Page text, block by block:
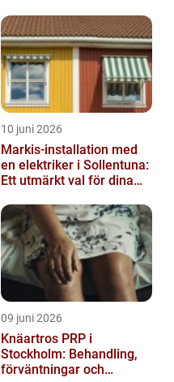
10 juni 2026
Markis-installation med
en elektriker i Sollentuna:
Ett utmärkt val för dina
09 juni 2026
Knäartros PRP i
Stockholm: Behandling,
förväntningar och